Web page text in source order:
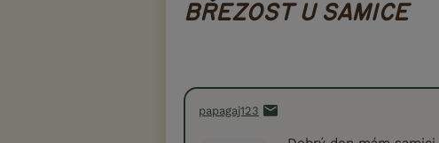
BŘEZOST U SAMICE
papagaj123